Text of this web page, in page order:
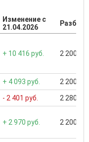
Изменение с
21.04.2026
+ 10 416 руб. 2 200
+ 4 093 руб. 2 200
- 2 401 руб. 2 280
+ 2 970 руб. 2 200